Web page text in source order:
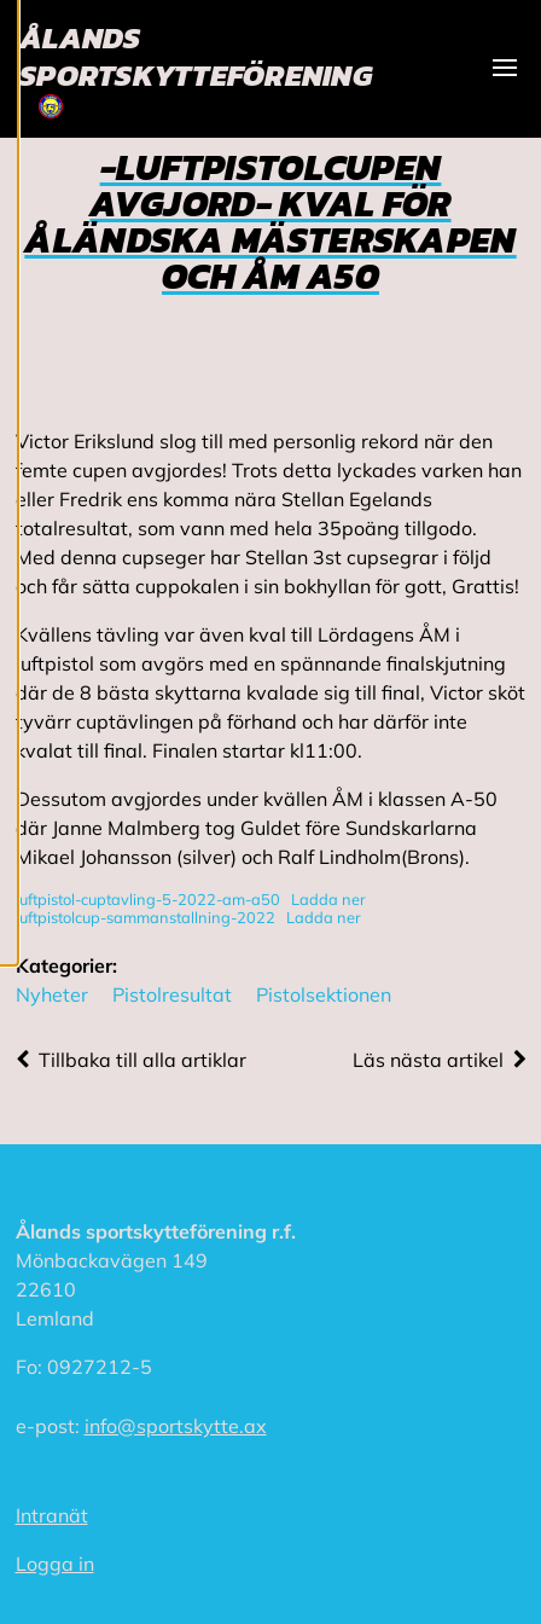
samtycka till
användningen av
cookies kan vi
utveckla en ännu
bättre tjänst och
tillhandahålla
innehåll som är
intressant för dig.
Du har kontroll över
R
e
d
i
g
r
a
c
o
o
k
i
s
A
v
v
s
a
a
l
a
A
p
t
e
r
a
l
l
c
o
i
e
s
ÅLANDS
SPORTSKYTTEFÖRENING
-LUFTPISTOLCUPEN
AVGJORD- KVAL FÖR
ÅLÄNDSKA MÄSTERSKAPEN
OCH ÅM A50
Victor Erikslund slog till med personlig rekord när den
femte cupen avgjordes! Trots detta lyckades varken han
eller Fredrik ens komma nära Stellan Egelands
totalresultat, som vann med hela 35poäng tillgodo.
Med denna cupseger har Stellan 3st cupsegrar i följd
och får sätta cuppokalen i sin bokhyllan för gott, Grattis!
Kvällens tävling var även kval till Lördagens ÅM i
luftpistol som avgörs med en spännande finalskjutning
där de 8 bästa skyttarna kvalade sig till final, Victor sköt
tyvärr cuptävlingen på förhand och har därför inte
kvalat till final. Finalen startar kl11:00.
Dessutom avgjordes under kvällen ÅM i klassen A-50
där Janne Malmberg tog Guldet före Sundskarlarna
Mikael Johansson (silver) och Ralf Lindholm(Brons).
luftpistol-cuptavling-5-2022-am-a50
Ladda ner
luftpistolcup-sammanstallning-2022
Ladda ner
Kategorier:
Nyheter
Pistolresultat Pistolsektionen
Tillbaka till alla artiklar Läs nästa artikel
Ålands sportskytteförening r.f.
Mönbackavägen 149
22610
Lemland
Fo: 0927212-5
e-post: info@sportskytte.ax
Intranät
Logga in